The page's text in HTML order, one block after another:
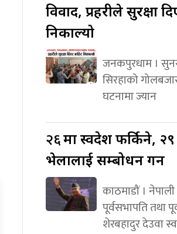
विवाद, प्रहरीले सुरक्षा
निकाल्यो
जनकपुरधाम ।
सिरहाको
घटनामा ज्यान
२६मा स्वदेश फर्किने, २९
भेलालाई सम्बोधन गर्ने
काठमाडौं ।
पूर्वसभापति तथा
शेरबहादुर देउवा